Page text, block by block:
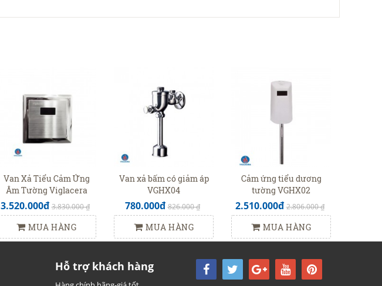
Van Xả Tiểu Cảm Ứng
Âm Tường Viglacera
VGHX03 (VG843)
3.520.000đ 3.830.000 ₫
MUA HÀNG
Van xả bấm có giảm áp
VGHX04
780.000đ 826.000 ₫
MUA HÀNG
Cảm ứng tiểu dương
tường VGHX02
2.510.000đ 2.806.000 ₫
MUA HÀNG
Hỗ trợ khách hàng